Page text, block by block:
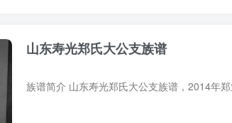
山东寿光郑氏大公支族谱